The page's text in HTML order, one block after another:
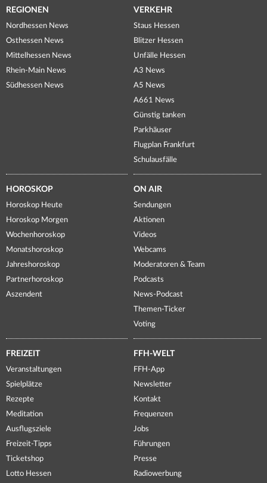
REGIONEN
Nordhessen News
Osthessen News
Mittelhessen News
Rhein-Main News
Südhessen News
VERKEHR
Staus Hessen
Blitzer Hessen
Unfälle Hessen
A3 News
A5 News
A661 News
Günstig tanken
Parkhäuser
Flugplan Frankfurt
Schulausfälle
HOROSKOP
Horoskop Heute
Horoskop Morgen
Wochenhoroskop
Monatshoroskop
Jahreshoroskop
Partnerhoroskop
Aszendent
ON AIR
Sendungen
Aktionen
Videos
Webcams
Moderatoren & Team
Podcasts
News-Podcast
Themen-Ticker
Voting
FREIZEIT
Veranstaltungen
Spielplätze
Rezepte
Meditation
Ausflugsziele
Freizeit-Tipps
Ticketshop
Lotto Hessen
FFH-WELT
FFH-App
Newsletter
Kontakt
Frequenzen
Jobs
Führungen
Presse
Radiowerbung